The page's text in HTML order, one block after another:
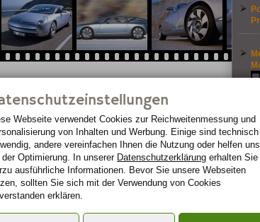
die Luken im Unterteil der Türen. Die optische Nähe
Webseite verwendet Cookies zur Reichweiten­messung und
von Inhalten und Werbung. Einige sind technisch
andere vereinfachen Ihnen die Nutzung oder helfen uns
der Optimierung. In unserer Datenschutzerklärung erhalten Sie
ausführliche Informationen. Bevor Sie unsere Webseiten
sollten Sie sich mit der Verwendung von Cookies
erklären.